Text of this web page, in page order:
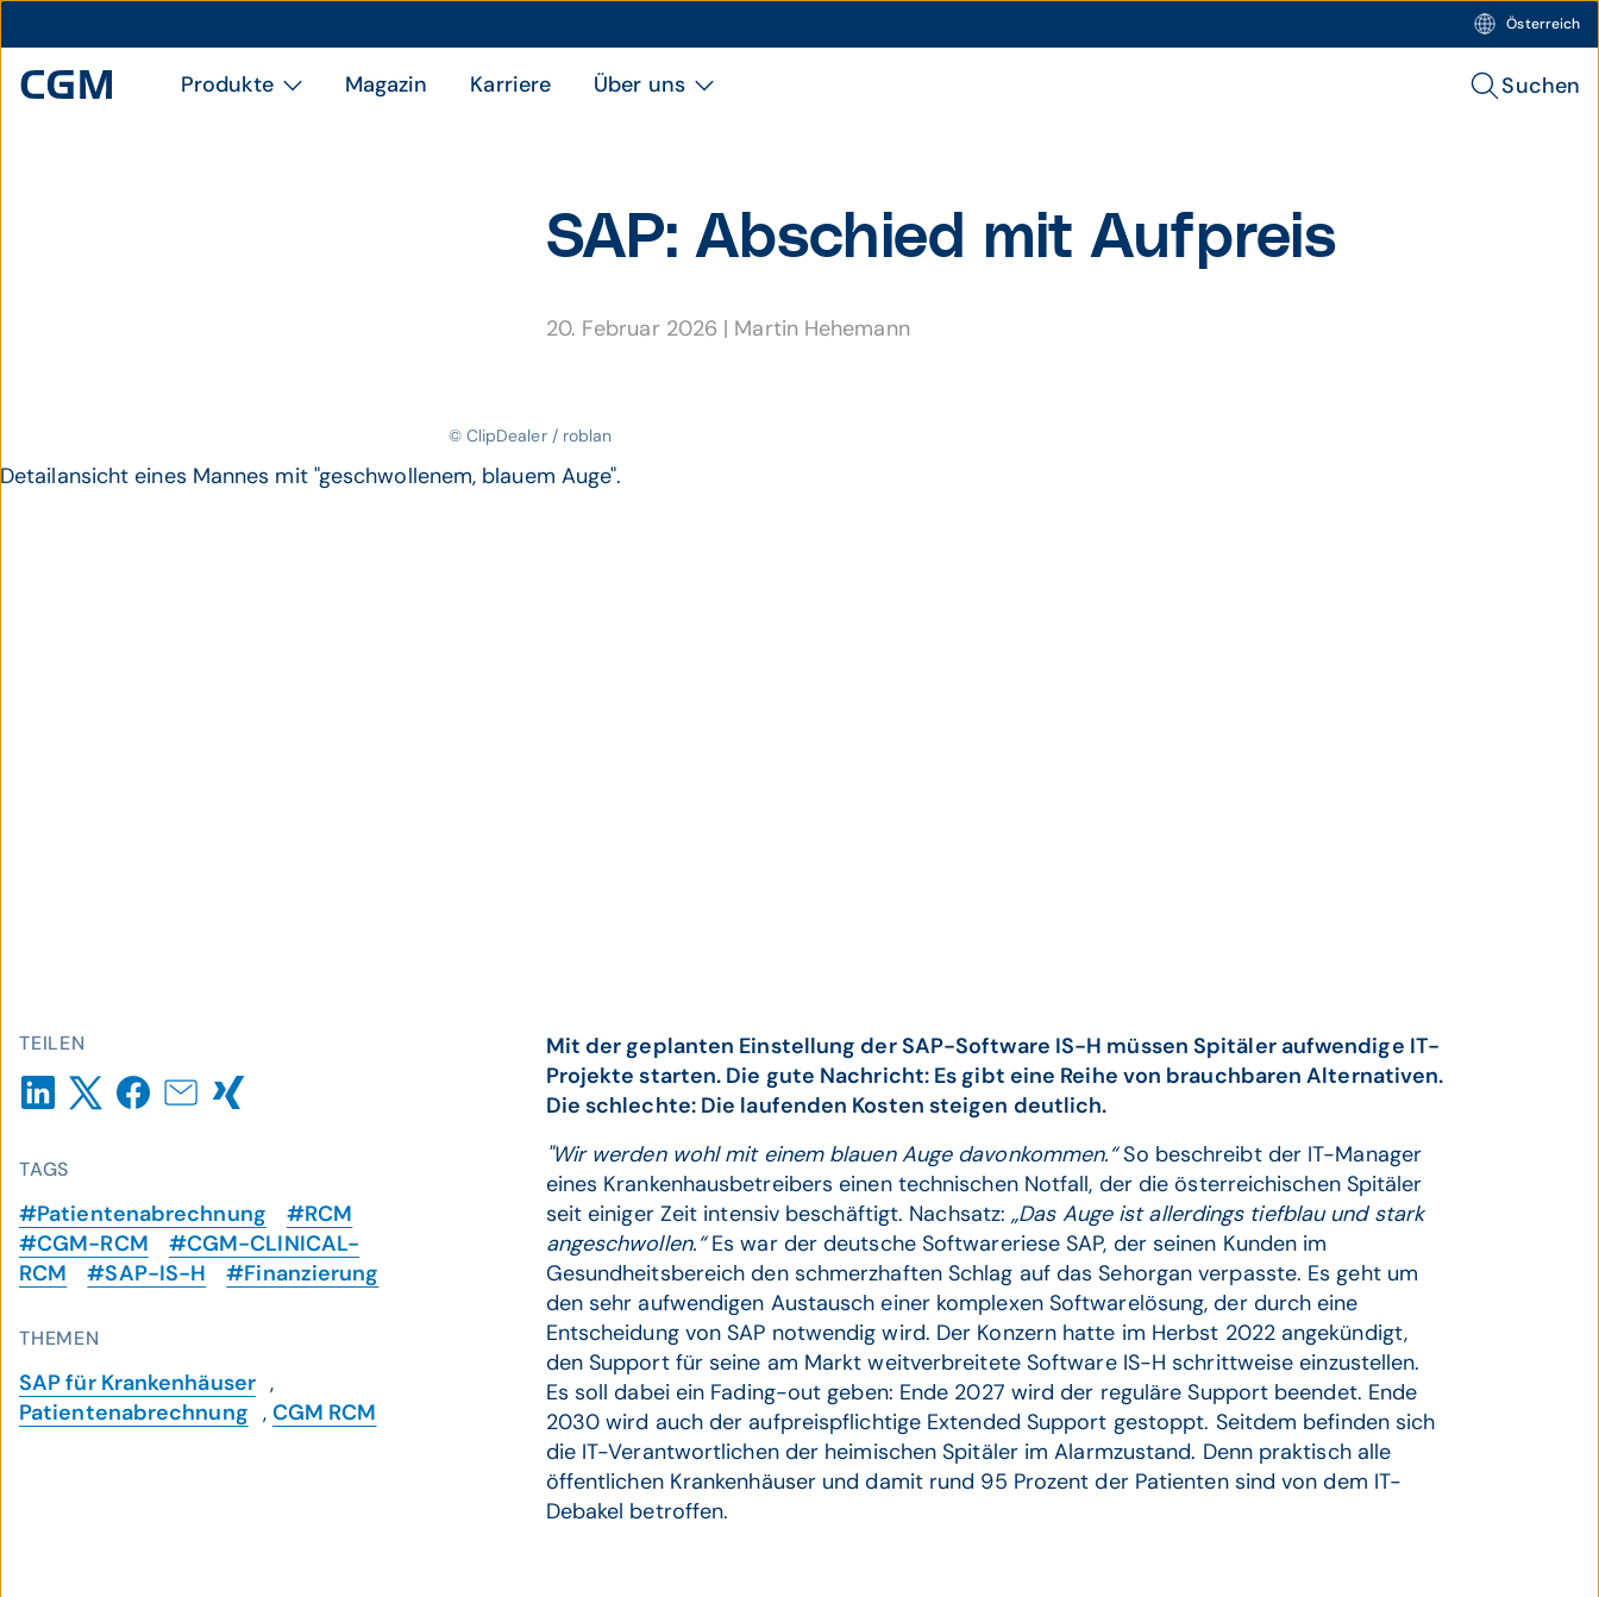
Österreich
Produkte Magazin Karriere Über uns Suchen
SAP: Ab­schied mit Auf­preis
20. Februar 2026 | Martin Hehemann
© ClipDealer / roblan
Detailansicht eines Mannes mit "geschwollenem, blauem Auge".
TEILEN
TAGS
#Patientenabrechnung
#RCM
#CGM-RCM
#CGM-CLINICAL-
RCM
#SAP-IS-H #Finanzierung
THEMEN
SAP für Krankenhäuser ,
Patientenabrechnung , CGM RCM
Mit der geplanten Einstellung der SAP-Software IS-H müssen Spitäler aufwendige IT-
Projekte starten. Die gute Nachricht: Es gibt eine Reihe von brauchbaren Alternativen.
Die schlechte: Die laufenden Kosten steigen deutlich.
"Wir werden wohl mit einem blauen Auge davonkommen.“So beschreibt der IT-Manager
eines Krankenhausbetreibers einen technischen Notfall, der die österreichischen Spitäler
seit einiger Zeit intensiv beschäftigt. Nachsatz:„Das Auge ist allerdings tiefblau und stark
angeschwollen.“Es war der deutsche Softwareriese SAP, der seinen Kunden im
Gesundheitsbereich den schmerzhaften Schlag auf das Sehorgan verpasste. Es geht um
den sehr aufwendigen Austausch einer komplexen Softwarelösung, der durch eine
Entscheidung von SAP notwendig wird. Der Konzern hatte im Herbst 2022 angekündigt,
den Support für seine am Markt weitverbreitete Software IS-H schrittweise einzustellen.
Es soll dabei ein Fading-out geben: Ende 2027 wird der reguläre Support beendet. Ende
2030 wird auch der aufpreispflichtige Extended Support gestoppt. Seitdem befinden sich
die IT-Verantwortlichen der heimischen Spitäler im Alarmzustand. Denn praktisch alle
öffentlichen Krankenhäuser und damit rund 95 Prozent der Patienten sind von dem IT-
Debakel betroffen.